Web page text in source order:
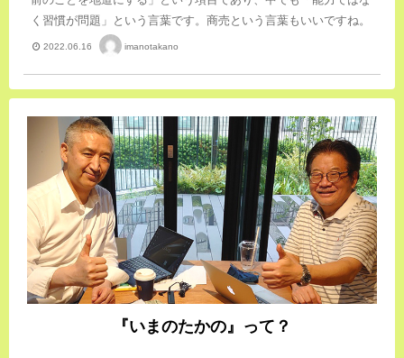
く習慣が問題」という言葉です。商売という言葉もいいですね。
2022.06.16 imanotakano
『いまのたかの』って？